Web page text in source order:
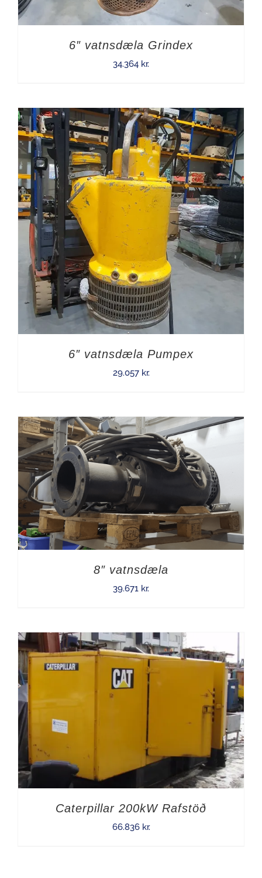
6″ vatnsdæla Grindex
34.364 kr.
6″ vatnsdæla Pumpex
29.057 kr.
8″ vatnsdæla
39.671 kr.
Caterpillar 200kW Rafstöð
66.836 kr.